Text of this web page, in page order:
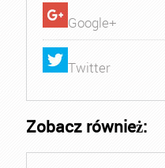
Google+
Twitter
Zobacz również: